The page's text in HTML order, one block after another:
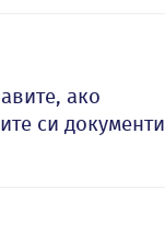
ако
си документи